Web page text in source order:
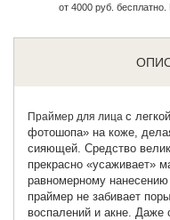
от 4000 руб.
Праймер для лицас
фотошопа» на коже,
сияющей. Средство
прекрасно «усаживает»
равномерному
праймер не забивает
воспалений и акне.